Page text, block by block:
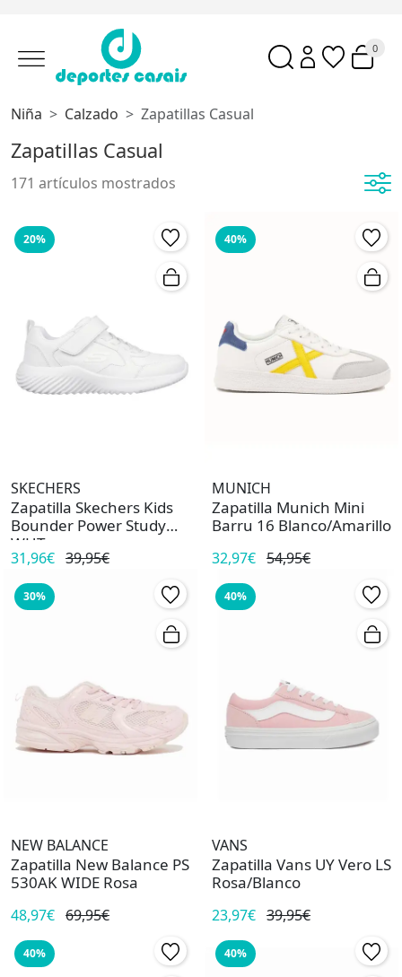
0
Niña Calzado Zapatillas Casual
Zapatillas Casual
171 artículos mostrados
20%
SKECHERS
Zapatilla Skechers Kids
Bounder Power Study
WHT
31,96€ 39,95€
40%
MUNICH
Zapatilla Munich Mini
Barru 16 Blanco/Amarillo
32,97€ 54,95€
30%
NEW BALANCE
Zapatilla New Balance PS
530AK WIDE Rosa
48,97€ 69,95€
40%
VANS
Zapatilla Vans UY Vero LS
Rosa/Blanco
23,97€ 39,95€
40% 40%